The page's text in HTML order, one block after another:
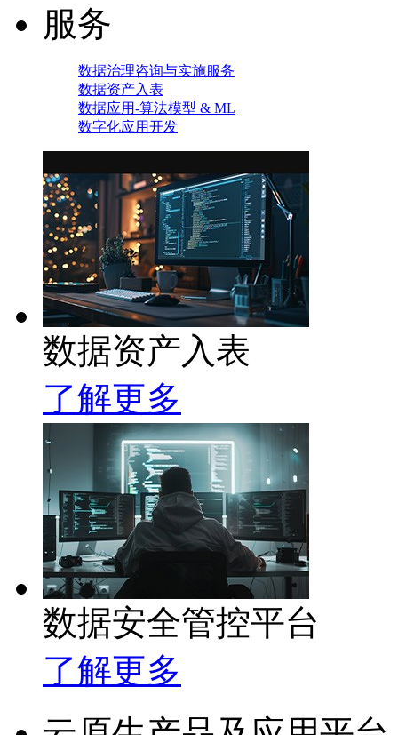
服务
数据治理咨询与实施服务
数据资产入表
数据应用-算法模型 & ML
数字化应用开发
数据资产入表
了解更多
数据安全管控平台
了解更多